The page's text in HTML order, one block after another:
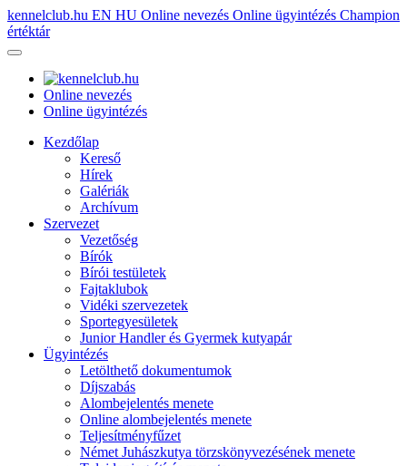
kennelclub.hu EN HU Online nevezés Online ügyintézés Champion
értéktár
Online nevezés
Online ügyintézés
Kezdőlap
Kereső
Hírek
Galériák
Archívum
Szervezet
Vezetőség
Bírók
Bírói testületek
Fajtaklubok
Vidéki szervezetek
Sportegyesületek
Junior Handler és Gyermek kutyapár
Ügyintézés
Letölthető dokumentumok
Díjszabás
Alombejelentés menete
Online alombejelentés menete
Teljesítményfűzet
Német Juhászkutya törzskönyvezésének menete